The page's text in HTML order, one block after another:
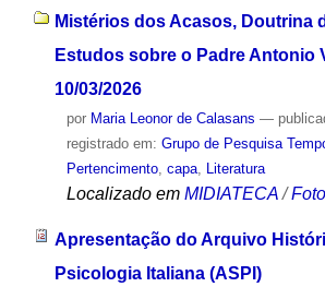
Mistérios dos Acasos, Doutrina
Estudos sobre o Padre Antonio
10/03/2026
por Maria Leonor de Calasans —
registrado em: Grupo de Pesquisa
Pertencimento, capa, Literatura
Localizado em MIDIATECA /
Apresentação do Arquivo
Psicologia Italiana (ASPI)